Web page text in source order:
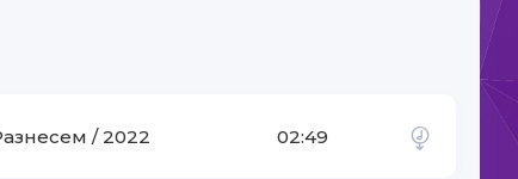
/ 2022 02:49